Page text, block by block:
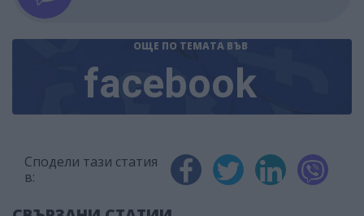
ОЩЕ ПО ТЕМАТА ВЪВ
facebook
Сподели тази статия
в: